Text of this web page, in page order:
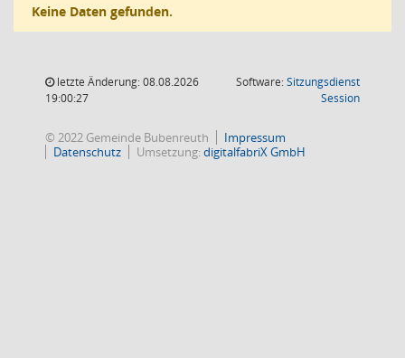
Keine Daten gefunden.
letzte Änderung: 08.08.2026
19:00:27
Software:Sitzungsdienst
Session(Wird in
© 2022 Gemeinde Bubenreuth
Impressum
Datenschutz
Umsetzung:digitalfabriX GmbH